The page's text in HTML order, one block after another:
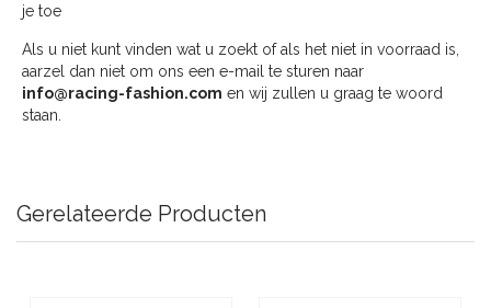
je toe
Als u niet kunt vinden wat u zoekt of als het niet in voorraad is,
aarzel dan niet om ons een e-mail te sturen naar
info@racing-fashion.com en wij zullen u graag te woord
staan.
Gerelateerde Producten